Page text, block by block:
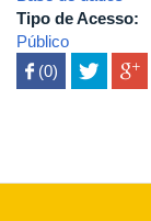
Tipo de Acesso:
Público
 (0)